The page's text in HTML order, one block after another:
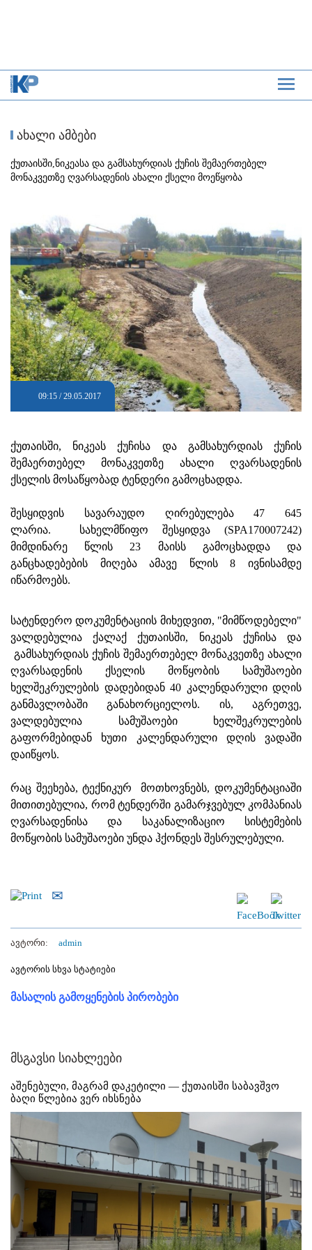
ახალი ამბები
ქუთაისში,ნიკეასა და გამსახურდიას ქუჩის შემაერთებელ
მონაკვეთზე ღვარსადენის ახალი ქსელი მოეწყობა
09:15 / 29.05.2017
ქუთაისში, ნიკეას ქუჩისა და გამსახურდიას ქუჩის
შემაერთებელ მონაკვეთზე ახალი ღვარსადენის
ქსელის მოსაწყობად ტენდერი გამოცხადდა.
შესყიდვის სავარაუდო ღირებულება 47 645
ლარია. სახელმწიფო შესყიდვა (SPA170007242)
მიმდინარე წლის 23 მაისს გამოცხადდა და
განცხადებების მიღება ამავე წლის 8 ივნისამდე
იწარმოებს.
სატენდერო დოკუმენტაციის მიხედვით, "მიმწოდებელი"
ვალდებულია ქალაქ ქუთაისში, ნიკეას ქუჩისა და
გამსახურდიას ქუჩის შემაერთებელ მონაკვეთზე ახალი
ღვარსადენის ქსელის მოწყობის სამუშაოები
ხელშეკრულების დადებიდან 40 კალენდარული დღის
განმავლობაში განახორციელოს. ის, აგრეთვე,
ვალდებულია სამუშაოები ხელშეკრულების
გაფორმებიდან ხუთი კალენდარული დღის ვადაში
დაიწყოს.
რაც შეეხება, ტექნიკურ მოთხოვნებს, დოკუმენტაციაში
მითითებულია, რომ ტენდერში გამარჯვებულ კომპანიას
ღვარსადენისა და საკანალიზაციო სისტემების
მოწყობის სამუშაოები უნდა ჰქონდეს შესრულებული.
ავტორი: admin
ავტორის სხვა სტატიები
მასალის გამოყენების პირობები
მსგავსი სიახლეები
აშენებული, მაგრამ დაკეტილი — ქუთაისში საბავშვო
ბაღი წლებია ვერ იხსნება